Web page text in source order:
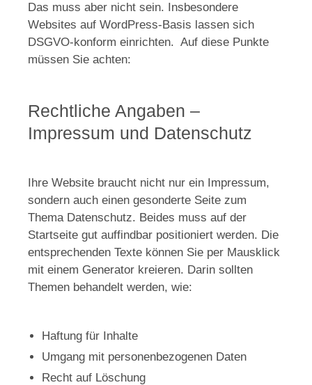
Das muss aber nicht sein. Insbesondere
Websites auf WordPress-Basis lassen sich
DSGVO-konform einrichten. Auf diese Punkte
müssen Sie achten:
Rechtliche Angaben –
Impressum und Datenschutz
Ihre Website braucht nicht nur ein Impressum,
sondern auch einen gesonderte Seite zum
Thema Datenschutz. Beides muss auf der
Startseite gut auffindbar positioniert werden. Die
entsprechenden Texte können Sie per Mausklick
mit einem Generator kreieren. Darin sollten
Themen behandelt werden, wie:
Haftung für Inhalte
Umgang mit personenbezogenen Daten
Recht auf Löschung